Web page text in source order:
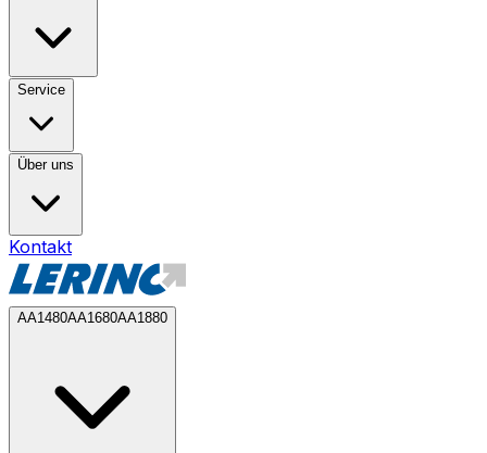
Service
Über uns
Kontakt
AA1480AA1680AA1880